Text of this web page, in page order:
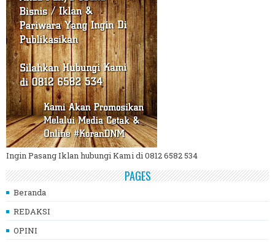
Ingin Pasang Iklan hubungi Kami di 0812 6582 534
PAGES
Beranda
REDAKSI
OPINI